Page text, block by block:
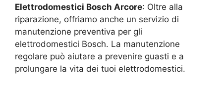
Elettrodomestici Bosch Arcore: Oltre alla
riparazione, offriamo anche un servizio di
manutenzione preventiva per gli
elettrodomestici Bosch. La manutenzione
regolare può aiutare a prevenire guasti e a
prolungare la vita dei tuoi elettrodomestici.